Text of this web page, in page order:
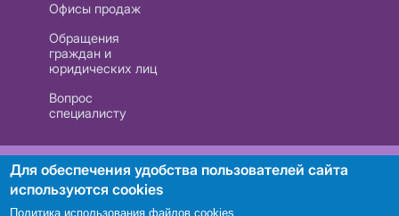
Офисы продаж
Обращения
граждан и
юридических лиц
Вопрос
специалисту
РУП «Белтелеком». УНП 101007741
Для обеспечения удобства пользователей сайта
используются cookies
Политика использования файлов cookies